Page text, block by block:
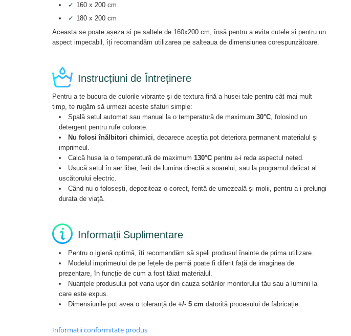
✓ 160 x 200 cm
✓ 180 x 200 cm
Aceasta se poate așeza și pe saltele de 160x200 cm, însă pentru a evita cutele și pentru un
aspect impecabil, îți recomandăm utilizarea pe salteaua de dimensiunea corespunzătoare.
Instrucțiuni de Întreținere
Pentru a te bucura de culorile vibrante și de textura fină a husei tale pentru cât mai mult
timp, te rugăm să urmezi aceste sfaturi simple:
Spală setul automat sau manual la o temperatură de maximum 30°C , folosind un
detergent pentru rufe colorate.
Nu folosi înălbitori chimici , deoarece aceștia pot deteriora permanent materialul și
imprimeul.
Calcă husa la o temperatură de maximum 130°C pentru a-i reda aspectul neted.
Usucă setul în aer liber, ferit de lumina directă a soarelui, sau la programul delicat al
uscătorului electric.
Când nu o folosești, depoziteaz-o corect, ferită de umezeală și molii, pentru a-i prelungi
durata de viață.
Informații Suplimentare
Pentru o igienă optimă, îți recomandăm să speli produsul înainte de prima utilizare.
Modelul imprimeului de pe fețele de pernă poate fi diferit față de imaginea de
prezentare, în funcție de cum a fost tăiat materialul.
Nuanțele produsului pot varia ușor din cauza setărilor monitorului tău sau a luminii la
care este expus.
Dimensiunile pot avea o toleranță de +/- 5 cm datorită procesului de fabricație.
Informatii conformitate produs